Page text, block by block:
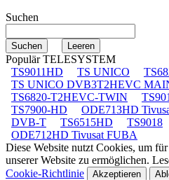
Suchen
Populär TELESYSTEM
TS9011HD
TS UNICO
TS UNICO DVB3T2HEVC
TS6820-T2HEVC-TWIN
TS7900-HD
ODE713HD
DVB-T
TS6515HD TS9018
ODE712HD Tivusat FUBA
Diese Website nutzt Cookies, um
unserer Website zu ermöglichen.
Cookie-Richtlinie
Akzeptieren